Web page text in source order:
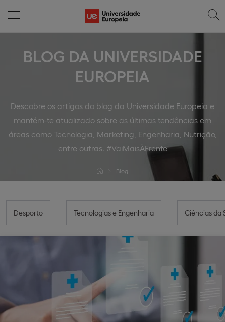
BLOG DA UNIVERSIDADE
EUROPEIA
Descobre os artigos do blog da Universidade Europeia e
mantém-te atualizado sobre as últimas tendências em
áreas como Tecnologia, Marketing, Engenharia, Nutrição,
entre outras. #VaiMaisÀFrente
Blog
Desporto Tecnologias e Engenharia Ciências da